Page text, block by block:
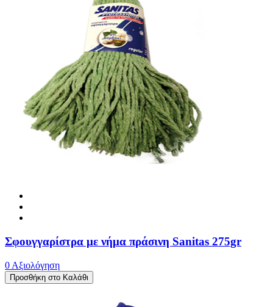
Σφουγγαρίστρα με νήμα πράσινη Sanitas 275gr
0 Αξιολόγηση
Προσθήκη στο Καλάθι